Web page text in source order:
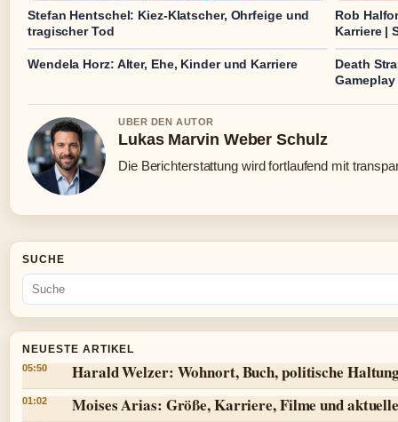
Stefan Hentschel: Kiez-Klatscher, Ohrfeige und
tragischer Tod
Rob
Karriere |
Wendela Horz: Alter, Ehe, Kinder und Karriere
Death
UBER DEN AUTOR
Lukas Marvin Weber Schulz
Die Berichterstattung wird fortlaufend mit
SUCHE
NEUESTE ARTIKEL
05:50 Harald Welzer: Wohnort, Buch, politische
01:02 Moises Arias: Größe, Karriere, Filme und